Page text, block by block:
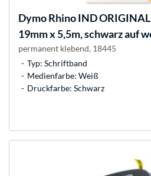
DymoRhino IND
19mm x 5,5m, schwarz auf
permanent klebend, 18445
Typ: Schriftband
Medienfarbe: Weiß
Druckfarbe: Schwarz